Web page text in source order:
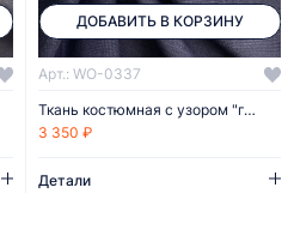
ДОБАВИТЬ В КОРЗИНУ
Арт.: WO-0337
Ткань костюмная с узором "гленчек"
3 350 ₽
Детали